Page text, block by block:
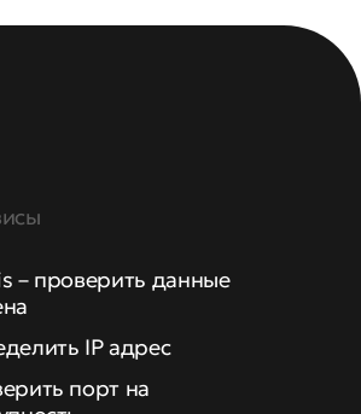
– проверить данные
IP адрес
порт на